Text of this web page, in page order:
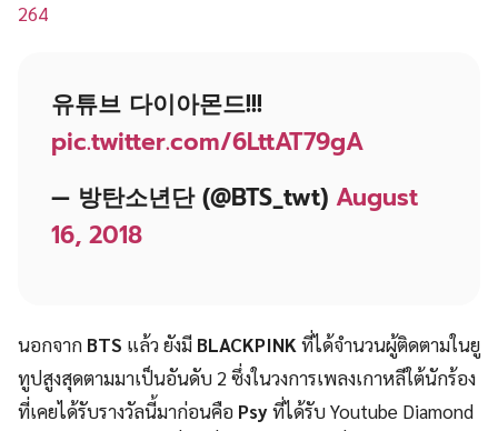
264
유튜브 다이아몬드!!!
pic.twitter.com/6LttAT79gA
— 방탄소년단 (@BTS_twt) August
16, 2018
นอกจาก BTS แล้ว ยังมี BLACKPINK ที่ได้จำนวนผู้ติดตามในยู
ทูปสูงสุดตามมาเป็นอันดับ 2 ซึ่งในวงการเพลงเกาหลีใต้นักร้อง
ที่เคยได้รับรางวัลนี้มาก่อนคือ Psyที่ได้รับ Youtube Diamond